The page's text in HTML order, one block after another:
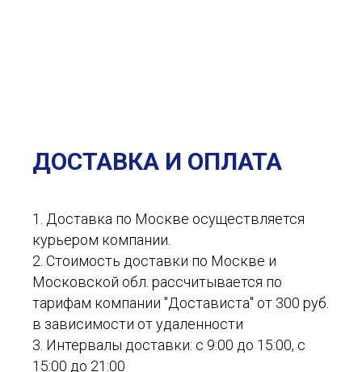
ДОСТАВКА И ОПЛАТА
1. Доставка по Москве осуществляется
курьером компании.
2. Стоимость доставки по Москве и
Московской обл. рассчитывается по
тарифам компании "Достависта" от 300 руб.
в зависимости от удаленности
3. Интервалы доставки: с 9:00 до 15:00, с
15:00 до 21:00